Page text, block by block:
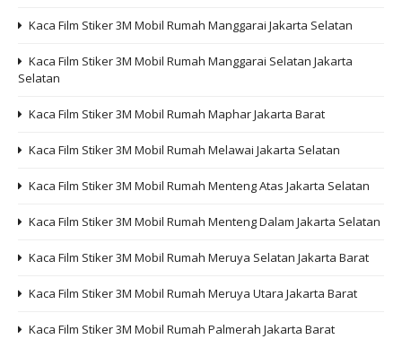
Kaca Film Stiker 3M Mobil Rumah Manggarai Jakarta Selatan
Kaca Film Stiker 3M Mobil Rumah Manggarai Selatan Jakarta
Selatan
Kaca Film Stiker 3M Mobil Rumah Maphar Jakarta Barat
Kaca Film Stiker 3M Mobil Rumah Melawai Jakarta Selatan
Kaca Film Stiker 3M Mobil Rumah Menteng Atas Jakarta Selatan
Kaca Film Stiker 3M Mobil Rumah Menteng Dalam Jakarta Selatan
Kaca Film Stiker 3M Mobil Rumah Meruya Selatan Jakarta Barat
Kaca Film Stiker 3M Mobil Rumah Meruya Utara Jakarta Barat
Kaca Film Stiker 3M Mobil Rumah Palmerah Jakarta Barat